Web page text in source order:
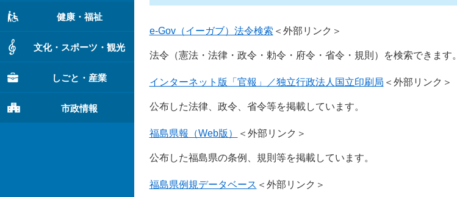
健康・福祉
文化・スポーツ・観光
しごと・産業
市政情報
e-Gov（イーガブ）法令検索 ＜外部リンク＞
法令（憲法・法律・政令・勅令・府令・省令・規則）を検索できます。
インターネット版「官報」／独立行政法人国立印刷局 ＜外部リンク＞
公布した法律、政令、省令等を掲載しています。
福島県報（Web版） ＜外部リンク＞
公布した福島県の条例、規則等を掲載しています。
福島県例規データベース ＜外部リンク＞